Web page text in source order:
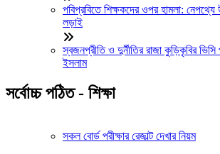
পবিপ্রবিতে শিক্ষকদের ওপর হামলা: নেপথ্যে
লড়াই
স্বজনপ্রীতি ও দুর্নীতির রাজা কুড়িকৃবির
ইসলাম
সর্বোচ্চ পঠিত - শিক্ষা
সকল বোর্ড পরীক্ষার রেজাল্ট দেখার নিয়ম